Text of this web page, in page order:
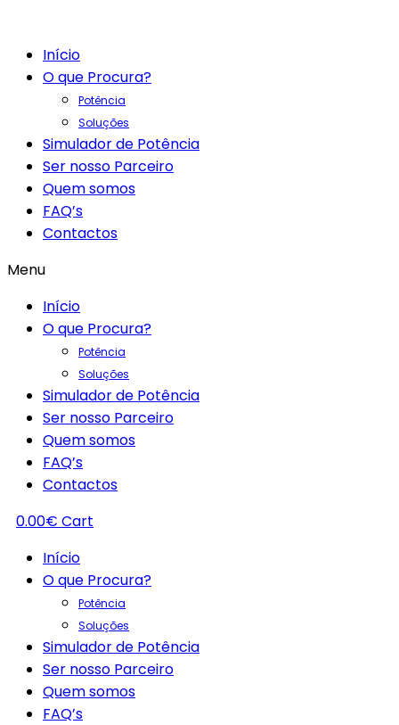
Início
O que Procura?
Potência
Soluções
Simulador de Potência
Ser nosso Parceiro
Quem somos
FAQ’s
Contactos
Menu
Início
O que Procura?
Potência
Soluções
Simulador de Potência
Ser nosso Parceiro
Quem somos
FAQ’s
Contactos
0.00€ Cart
Início
O que Procura?
Potência
Soluções
Simulador de Potência
Ser nosso Parceiro
Quem somos
FAQ’s